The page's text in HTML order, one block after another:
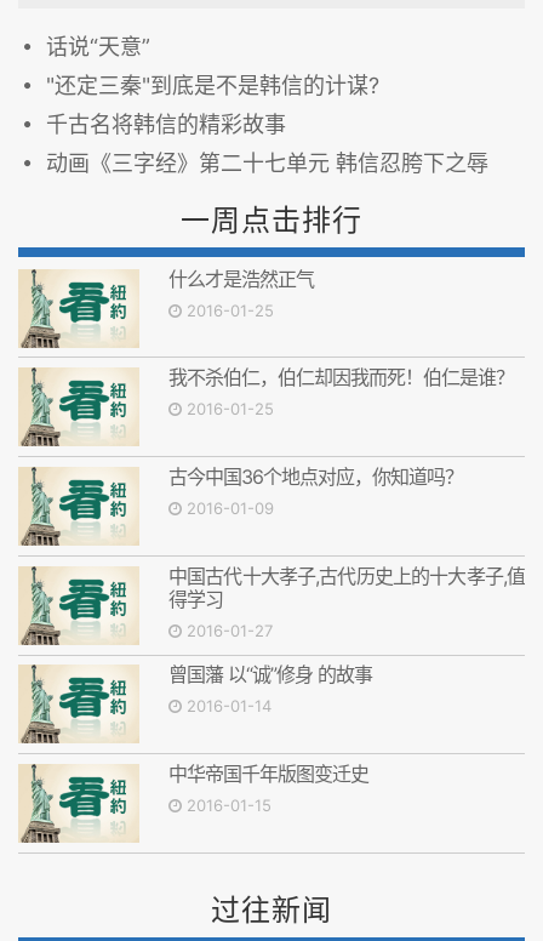
话说“天意”
"还定三秦"到底是不是韩信的计谋?
千古名将韩信的精彩故事
动画《三字经》第二十七单元 韩信忍胯下之辱
一周点击排行
什么才是浩然正气
2016-01-25
我不杀伯仁，伯仁却因我而死！伯仁是谁？
2016-01-25
古今中国36个地点对应，你知道吗？
2016-01-09
中国古代十大孝子,古代历史上的十大孝子,值
得学习
2016-01-27
曾国藩 以“诚”修身 的故事
2016-01-14
中华帝国千年版图变迁史
2016-01-15
过往新闻